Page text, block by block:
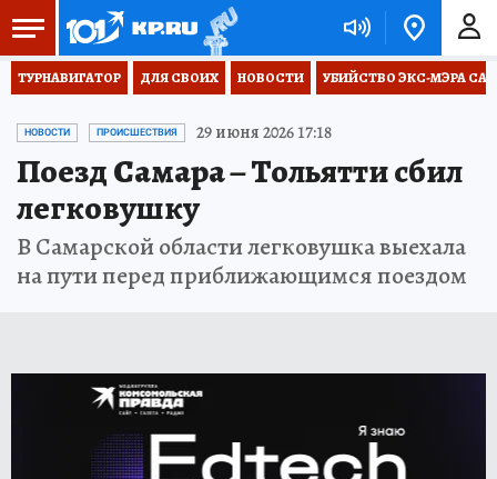
ТУРНАВИГАТОР ДЛЯ СВОИХ НОВОСТИ УБИЙСТВО ЭКС-МЭРА
НОВОСТИ ПРОИСШЕСТВИЯ 29 июня 2026 17:18
Поезд Самара – Тольятти сбил
легковушку
В Самарской области легковушка выехала
на пути перед приближающимся поездом